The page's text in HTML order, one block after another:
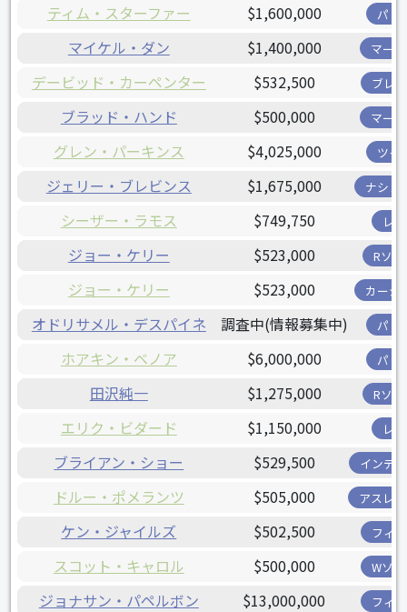
ティム・スターファー $1,600,000 パド
マイケル・ダン $1,400,000 マー
デービッド・カーペンター $532,500 ブレ
ブラッド・ハンド $500,000 マー
グレン・パーキンス $4,025,000 ツイ
ジェリー・ブレビンス $1,675,000 ナショ
シーザー・ラモス $749,750 レ
ジョー・ケリー $523,000 Rソ
ジョー・ケリー $523,000 カージ
オドリサメル・デスパイネ 調査中(情報募集中) パド
ホアキン・ベノア $6,000,000 パド
田沢純一 $1,275,000 Rソ
エリク・ビダード $1,150,000 レ
ブライアン・ショー $529,500 インデ
ドルー・ポメランツ $505,000 アスレ
ケン・ジャイルズ $502,500 フィ
スコット・キャロル $500,000 Wソ
ジョナサン・パペルボン $13,000,000 フィ